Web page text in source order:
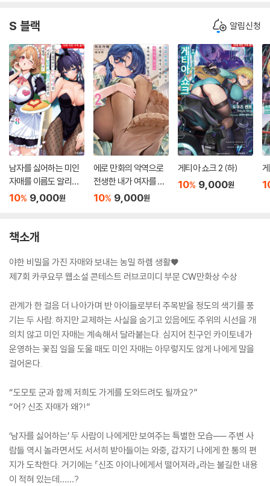
S 블랙 알림신청
남자를 싫어하는 미인
자매를 이름도 알리지
않고 구해주면 어떻게
10% 9,000원
에로 만화의 악역으로
전생한 내가 여자를 빼
앗지 않고도 행복해지
10% 9,000원
게티아 쇼크 2 (하)
10% 9,000원
책소개
야한 비밀을 가진 자매와 보내는 농밀 하렘 생활♥
제7회 카쿠요무 웹소설 콘테스트 러브코미디 부문 CW만화상 수상
관계가 한 걸음 더 나아가며 반 아이들로부터 주목받을 정도의 색기를 풍
기는 두 사람. 하지만 교제하는 사실을 숨기고 있음에도 주위의 시선을 개
의치 않고 미인 자매는 계속해서 달라붙는다. 심지어 친구인 카이토네가
운영하는 꽃집 일을 도울 때도 미인 자매는 아무렇지도 않게 나에게 말을
걸어온다.
“도모토 군과 함께 저희도 가게를 도와드려도 될까요?”
“어? 신조 자매가 왜?!”
‘남자를 싫어하는’ 두 사람이 나에게만 보여주는 특별한 모습── 주변 사
람들 역시 놀라면서도 서서히 받아들이는 와중, 갑자기 나에게 한 통의 편
지가 도착한다. 거기에는 『신조 아이나에게서 떨어져라』라는 불길한 내용
이 적혀 있는데……?